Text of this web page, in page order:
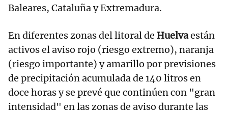
Baleares, Cataluña y Extremadura.
En diferentes zonas del litoral de Huelvaestán
activos el aviso rojo (riesgo extremo), naranja
(riesgo importante) y amarillo por previsiones
de precipitación acumulada de 140 litros en
doce horas y se prevé que continúen con "gran
intensidad" en las zonas de aviso durante las